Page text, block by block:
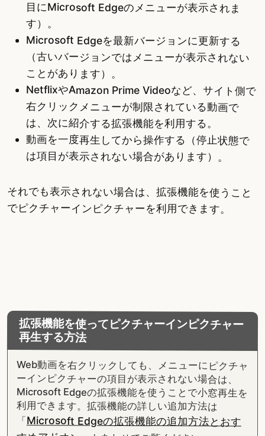
目にMicrosoft Edgeのメニューが表示されま
す）。
Microsoft Edgeを最新バージョンに更新する
（古いバージョンではメニューが表示されない
ことがあります）。
NetflixやAmazon Prime Videoなど、サイト側で
右クリックメニューが制限されている動画で
は、次に紹介する拡張機能を利用する。
動画を一度再生してから操作する（停止状態で
は項目が表示されない場合があります）。
それでも表示されない場合は、拡張機能を使うこと
でピクチャーインピクチャーを利用できます。
拡張機能を使ってピクチャーインピクチャー
再生する方法
Web動画を右クリックしても、メニューにピクチャ
ーインピクチャーの項目が表示されない場合は、
Microsoft Edgeの拡張機能を使うことで小窓再生を
利用できます。拡張機能の詳しい追加方法は
「Microsoft Edgeの拡張機能の追加方法とおす